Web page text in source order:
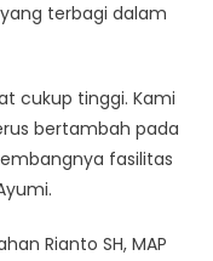
terbagi dalam
cukup tinggi. Kami
bertambah pada
fasilitas
Rianto SH, MAP